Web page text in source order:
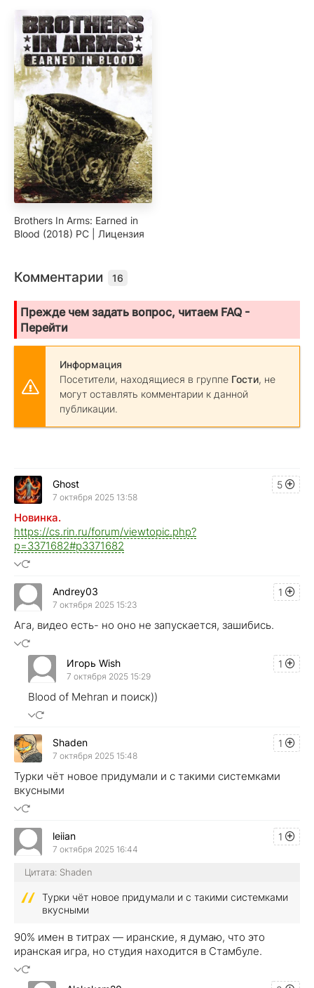
Brothers In Arms: Earned in
Blood (2018) PC | Лицензия
Комментарии 16
Прежде чем задать вопрос, читаем FAQ -
Перейти
Информация
Посетители, находящиеся в группе Гости, не
могут оставлять комментарии к данной
публикации.
5
Ghost
7 октября 2025 13:58
Новинка.
https://cs.rin.ru/forum/viewtopic.php?
p=3371682#p3371682
1
Andrey03
7 октября 2025 15:23
Ага, видео есть- но оно не запускается, зашибись.
1
Игорь Wish
7 октября 2025 15:29
Blood of Mehran и поиск))
1
Shaden
7 октября 2025 15:48
Турки чёт новое придумали и с такими системками
вкусными
1
leiian
7 октября 2025 16:44
Цитата: Shaden
Турки чёт новое придумали и с такими системками
вкусными
90% имен в титрах — иранские, я думаю, что это
иранская игра, но студия находится в Стамбуле.